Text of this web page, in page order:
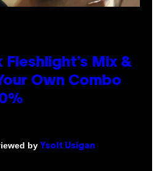
Fleshlight’s Mix &
Own Combo
by Ysolt Usigan